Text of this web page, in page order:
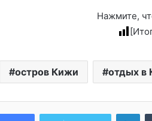
Нажмите,
остров Кижи отдых в